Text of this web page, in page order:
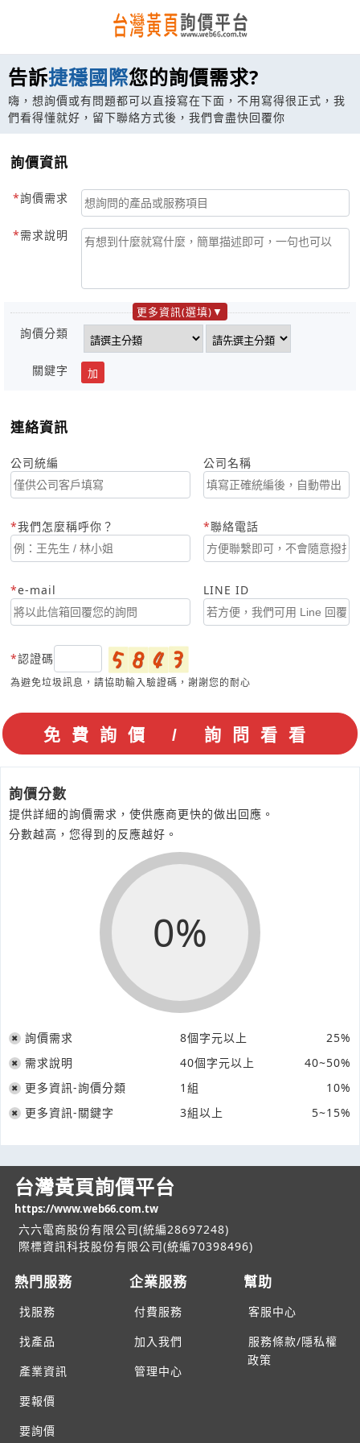
告訴捷穩國際您的詢價需求?
嗨，想詢價或有問題都可以直接寫在下面，不用寫得很正式，我
們看得懂就好，留下聯絡方式後，我們會盡快回覆你
詢價資訊
詢價需求
需求說明
更多資訊(選填)
詢價分類
關鍵字 加
連絡資訊
公司統編 公司名稱
我們怎麼稱呼你？ 聯絡電話
e-mail LINE ID
認證碼
為避免垃圾訊息，請協助輸入驗證碼，謝謝您的耐心
詢價分數
提供詳細的詢價需求，使供應商更快的做出回應。
分數越高，您得到的反應越好。
0%
詢價需求 8個字元以上
25%
需求說明
40個字元以上
40~50%
更多資訊-詢價分類
1組
10%
更多資訊-關鍵字
3組以上 5~15%
台灣黃頁詢價平台
https://www.web66.com.tw
六六電商股份有限公司(統編28697248)
際標資訊科技股份有限公司(統編70398496)
熱門服務
找服務
找產品
產業資訊
要報價
要詢價
企業服務
付費服務
加入我們
管理中心
幫助
客服中心
服務條款/隱私權
政策